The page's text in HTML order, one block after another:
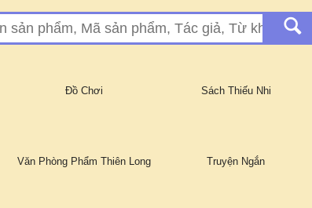
Đồ Chơi Sách Thiếu Nhi
Văn Phòng Phẩm Thiên Long Truyện Ngắn